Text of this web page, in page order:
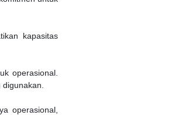
kapasitas
operasional.
operasional,